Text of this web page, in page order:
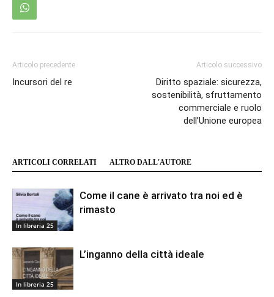
Articolo precedente
Incursori del re
Articolo successivo
Diritto spaziale: sicurezza,
sostenibilità, sfruttamento
commerciale e ruolo
dell’Unione europea
ARTICOLI CORRELATI ALTRO DALL'AUTORE
In libreria 25
Come il cane è arrivato tra noi ed è
rimasto
In libreria 25
L’inganno della città ideale